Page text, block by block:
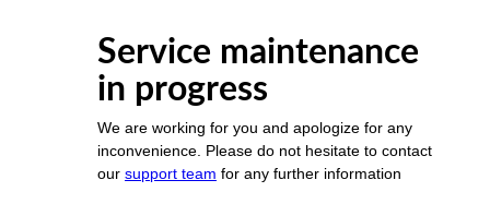
Service maintenance
in progress
We are working for you and apologize for any
inconvenience. Please do not hesitate to contact
our support team for any further information